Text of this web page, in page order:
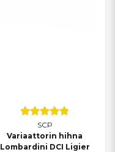
SCP
Variaattorin hihna
Lombardini DCI Ligier